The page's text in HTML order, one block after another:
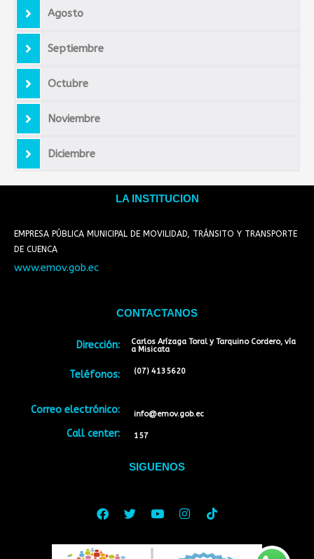
Agosto
Septiembre
Octubre
Noviembre
Diciembre
LA INSTITUCION
EMPRESA PÚBLICA MUNICIPAL DE MOVILIDAD, TRÁNSITO Y TRANSPORTE
DE CUENCA
www.emov.gob.ec
CONTACTANOS
Dirección:
Teléfonos:
Correo electrónico:
Call center:
Carlos Arízaga Toral y Tarquino Cordero, vía
a Misicata
(07) 4135620
info@emov.gob.ec
157
SIGUENOS